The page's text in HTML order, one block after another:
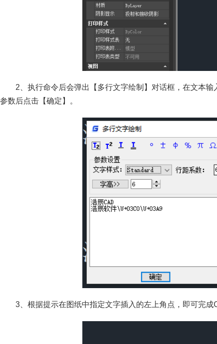
2、执行命令后会弹出【多行文字绘制】对话框，在文本
参数后点击【确定】。
3、根据提示在图纸中指定文字插入的左上角点，即可完成